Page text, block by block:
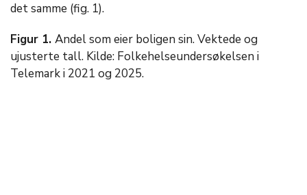
det samme (fig. 1).
Figur 1. Andel som eier boligen sin. Vektede og
ujusterte tall. Kilde: Folkehelseundersøkelsen i
Telemark i 2021 og 2025.